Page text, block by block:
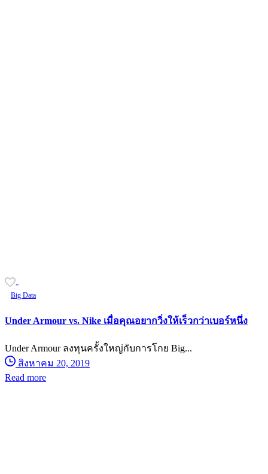
-
Big Data
Under Armour vs. Nike เมื่อคุณอยากวิ่งให้เร็วกว่าเบอร์หนึ่ง
Under Armour ลงทุนครั้งใหญ่กับการโกย Big...
สิงหาคม 20, 2019
Read more